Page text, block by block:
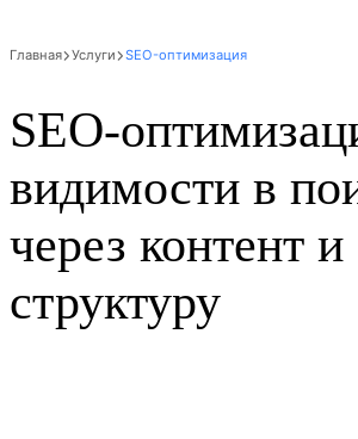
Главная Услуги SEO-оптимизация
SEO-
видимости в
через контент и
структуру